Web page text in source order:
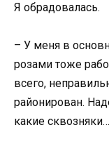
Я обрадовалась.
– У меня в
розами тоже
всего,
районирован.
какие сквозняки…